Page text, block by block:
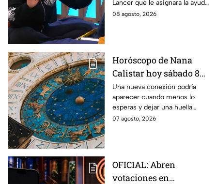
MasterChef 24/7
Lancer que le asignara la ayuda
de Ramahá y no la de Daniela
08 agosto, 2026
Horóscopo de Nana
Calistar hoy sábado 8
de agosto del 2026 para
cada signo; una
conexión inesperada
podría transformar tus
Una nueva conexión podría
aparecer cuando menos lo
esperas y dejar una huella
importante.
07 agosto, 2026
OFICIAL: Abren
votaciones en